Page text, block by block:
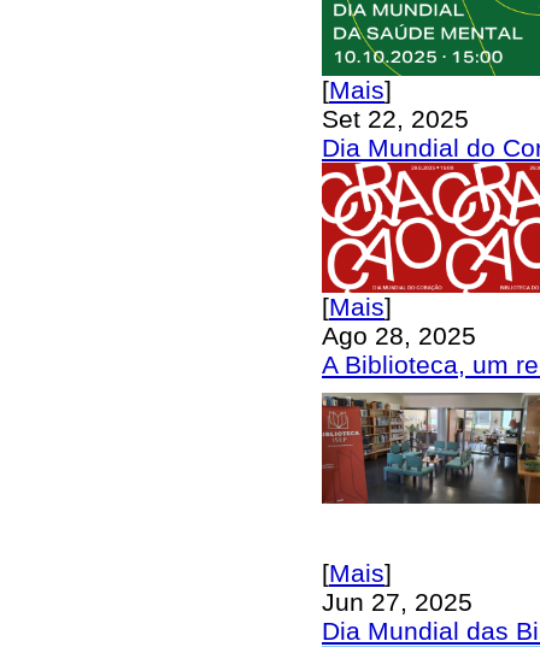
[Mais]
Set 22, 2025
Dia Mundial do
[Mais]
Ago 28, 2025
A Biblioteca, um
[Mais]
Jun 27, 2025
Dia Mundial das